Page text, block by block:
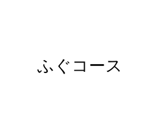
ふぐコース